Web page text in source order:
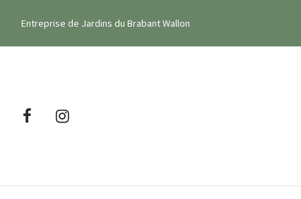
Entreprise de Jardins du Brabant Wallon